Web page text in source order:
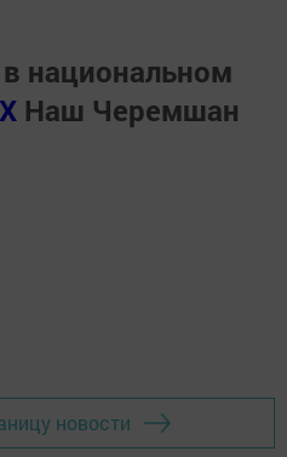
национальном
Наш Черемшан
новости